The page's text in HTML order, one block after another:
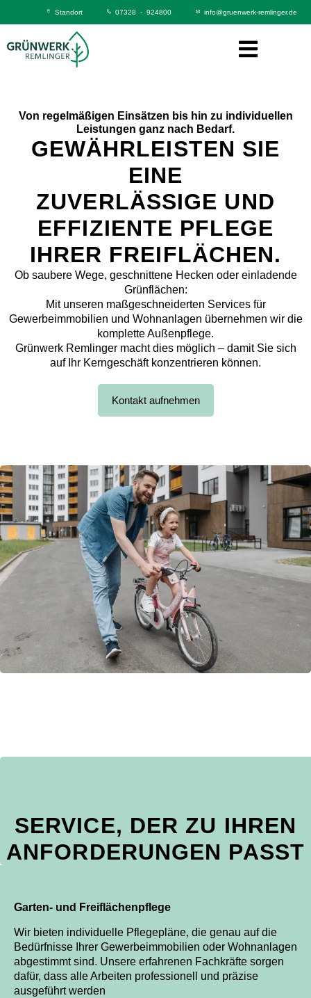
Standort 07328 - 924800 info@gruenwerk-remlinger.de
Von regelmäßigen Einsätzen bis hin zu individuellen
Leistungen ganz nach Bedarf.
GEWÄHRLEISTEN SIE
EINE
ZUVERLÄSSIGE UND
EFFIZIENTE PFLEGE
IHRER FREIFLÄCHEN.
Ob saubere Wege, geschnittene Hecken oder einladende
Grünflächen:
Mit unseren maßgeschneiderten Services für
Gewerbeimmobilien und Wohnanlagen übernehmen wir die
komplette Außenpflege.
Grünwerk Remlinger macht dies möglich – damit Sie sich
auf Ihr Kerngeschäft konzentrieren können.
Kontakt aufnehmen
SERVICE, DER ZU IHREN
ANFORDERUNGEN PASST
Garten- und Freiflächenpflege
Wir bieten individuelle Pflegepläne, die genau auf die
Bedürfnisse Ihrer Gewerbeimmobilien oder Wohnanlagen
abgestimmt sind. Unsere erfahrenen Fachkräfte sorgen
dafür, dass alle Arbeiten professionell und präzise
ausgeführt werden